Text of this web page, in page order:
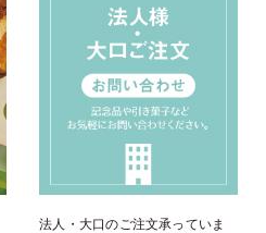
法人・大口のご注文承っていま